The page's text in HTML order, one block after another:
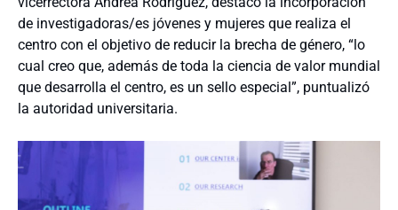
de investigadoras/es jóvenes y mujeres que realiza el
centro con el objetivo de reducir la brecha de género, “lo
cual creo que, además de toda la ciencia de valor mundial
que desarrolla el centro, es un sello especial”, puntualizó
la autoridad universitaria.